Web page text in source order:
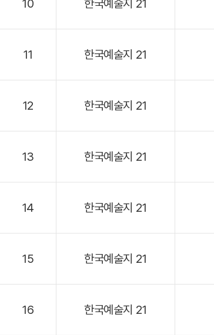
10 한국예술지 21
11 한국예술지 21
12 한국예술지 21
13 한국예술지 21
14 한국예술지 21
15 한국예술지 21
16 한국예술지 21